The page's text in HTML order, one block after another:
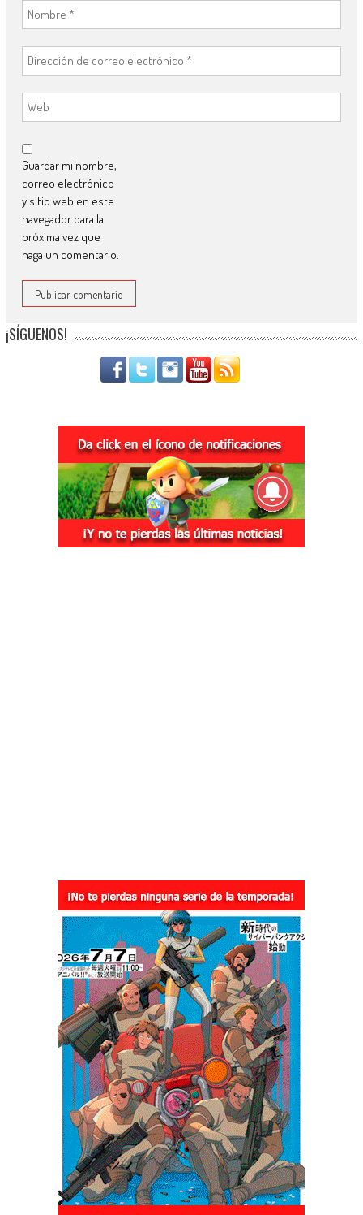
Guardar mi nombre,
correo electrónico
y sitio web en este
navegador para la
próxima vez que
haga un comentario.
¡SÍGUENOS!